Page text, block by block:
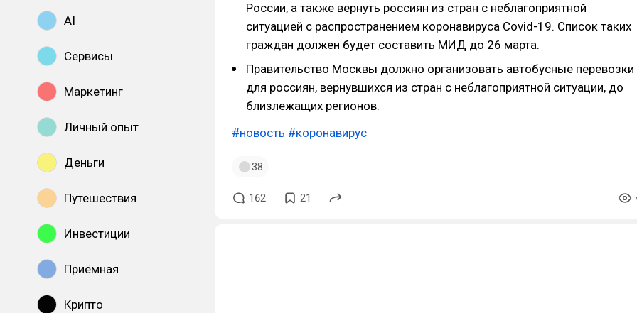
AI
Сервисы
Маркетинг
Личный опыт
Деньги
Путешествия
Инвестиции
Приёмная
Крипто
России, а также вернуть россиян из стран с неблагоприятной
ситуацией с распространением коронавируса Covid-19. Список таких
граждан должен будет составить МИД до 26 марта.
Правительство Москвы должно организовать автобусные перевозки
для россиян, вернувшихся из стран с неблагоприятной ситуации, до
близлежащих регионов.
#новость #коронавирус
38
162 21